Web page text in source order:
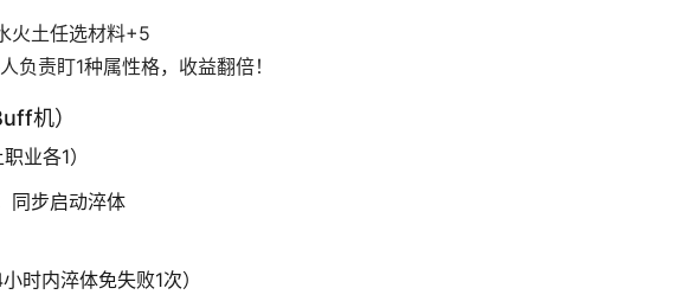
火土任选材料+5
负责盯1种属性格，收益翻倍！
机）
业各1）
同步启动淬体
时内淬体免失败1次）